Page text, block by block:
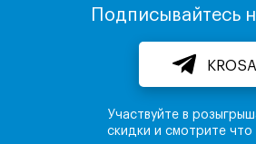
Подписывайтесь
Участвуйте в
скидки и смотрите что